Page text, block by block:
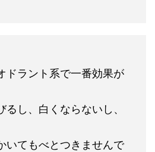
ドラント系で一番効果が
し、白くならないし、
いてもべとつきませんで